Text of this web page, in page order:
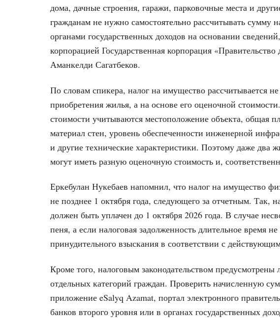
дома, дачные строения, гаражи, парковочные места и
гражданам не нужно самостоятельно рассчитывать сумму
органами государственных доходов на основании
корпорацией Государственная корпорация
Аманкелди Сагатбеков.
По словам спикера, налог на имущество рассчитывается
приобретения жилья, а на основе его оценочной
стоимости учитываются местоположение объекта, общая
материал стен, уровень обеспеченности инженерной
и другие технические характеристики. Поэтому даже два
могут иметь разную оценочную стоимость и,
Еркебулан Нукебаев напомнил, что налог на имущество
не позднее 1 октября года, следующего за отчетным. Так,
должен быть уплачен до 1 октября 2026 года. В случае
пеня, а если налоговая задолженность длительное время
принудительного взыскания в соответствии с
Кроме того, налоговым законодательством
отдельных категорий граждан. Проверить начисленную
приложение eSalyq Azamat, портал электронного
банков второго уровня или в органах государственных